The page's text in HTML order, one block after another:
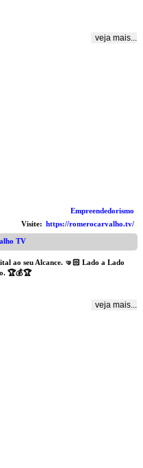
veja mais...
Empreendedorismo
Visite: https://romerocarvalho.tv/
TV
ao seu Alcance. 🤜🏻 Lado a Lado
🏆💰🏆
veja mais...